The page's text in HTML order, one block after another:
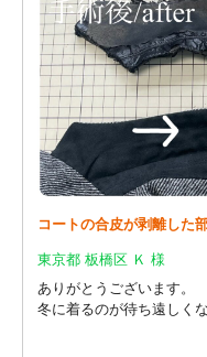
コートの合皮が剥離した
東京都 板橋区 Ｋ 様
ありがとうございます。
冬に着るのが待ち遠しくな